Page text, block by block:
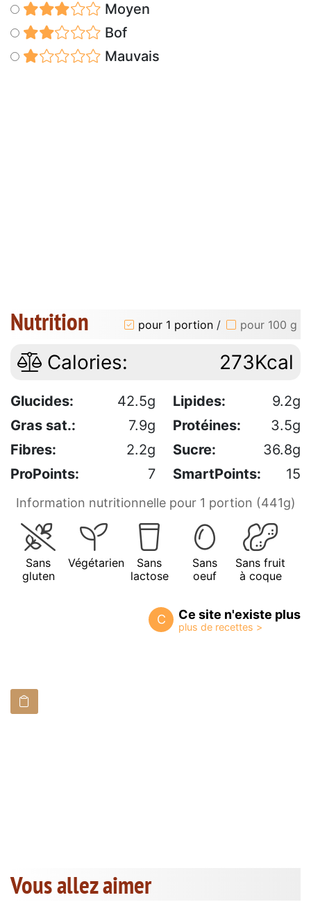
Moyen
Bof
Mauvais
Nutrition pour 1 portion / pour 100 g
Calories: 273Kcal
Glucides: 42.5g Lipides:
9.2g
Gras sat.:
7.9g Protéines:
3.5g
Fibres:
2.2g Sucre:
36.8g
ProPoints:
7 SmartPoints: 15
Information nutritionnelle pour 1 portion (441g)
Sans
gluten
Végétarien
Sans
lactose
Sans
oeuf
Sans fruit
à coque
C Ce site n'existe plus
Vous allez aimer